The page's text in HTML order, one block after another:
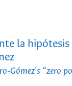
la
Gómez's “zero